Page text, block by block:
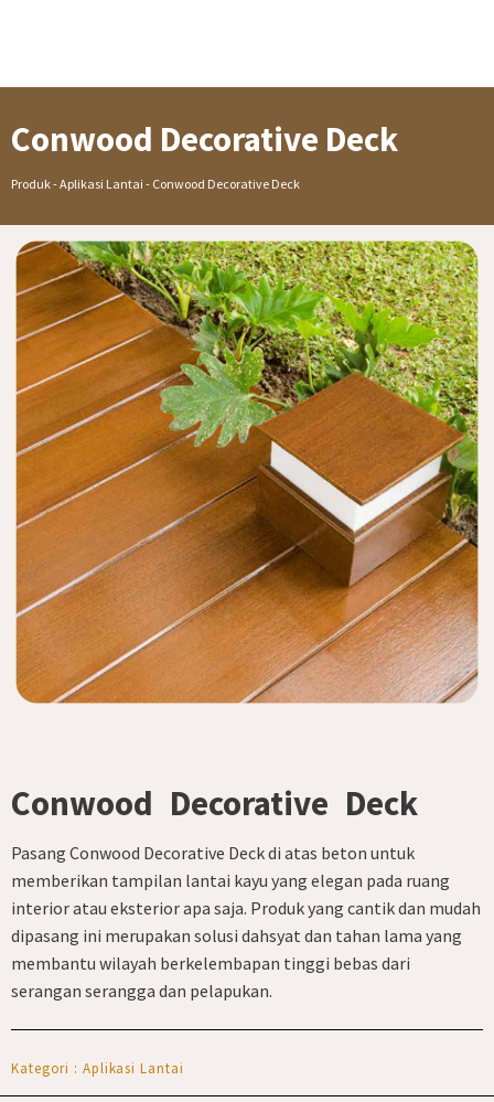
Conwood Decorative Deck
Produk - Aplikasi Lantai - Conwood Decorative Deck
Conwood Decorative Deck
Pasang Conwood Decorative Deck di atas beton untuk
memberikan tampilan lantai kayu yang elegan pada ruang
interior atau eksterior apa saja. Produk yang cantik dan mudah
dipasang ini merupakan solusi dahsyat dan tahan lama yang
membantu wilayah berkelembapan tinggi bebas dari
serangan serangga dan pelapukan.
Kategori : Aplikasi Lantai